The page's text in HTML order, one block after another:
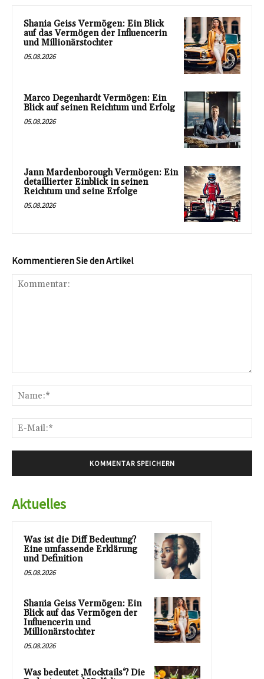
Shania Geiss Vermögen: Ein Blick
auf das Vermögen der Influencerin
und Millionärstochter
05.08.2026
Marco Degenhardt Vermögen: Ein
Blick auf seinen Reichtum und Erfolg
05.08.2026
Jann Mardenborough Vermögen: Ein
detaillierter Einblick in seinen
Reichtum und seine Erfolge
05.08.2026
Kommentieren Sie den Artikel
Aktuelles
Was ist die Diff Bedeutung?
Eine umfassende Erklärung
und Definition
05.08.2026
Shania Geiss Vermögen: Ein
Blick auf das Vermögen der
Influencerin und
Millionärstochter
05.08.2026
Was bedeutet ‚Mocktails‘? Die